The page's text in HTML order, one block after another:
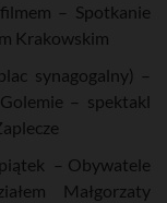
– Spotkanie
Krakowskim
synagogalny) –
– spektakl
piątek – Obywatele
Małgorzaty